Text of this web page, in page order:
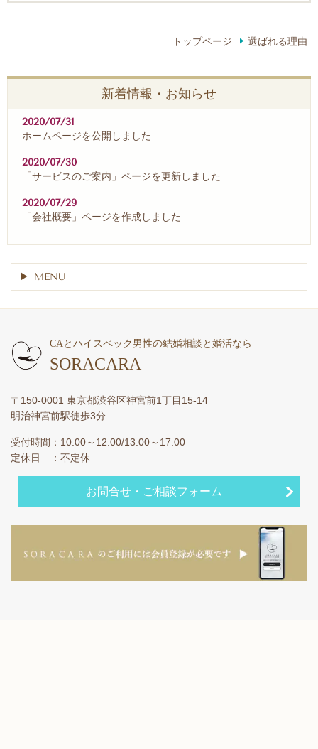
トップページ 選ばれる理由
新着情報・お知らせ
2020/07/31
ホームページを公開しました
2020/07/30
「サービスのご案内」ページを更新しました
2020/07/29
「会社概要」ページを作成しました
MENU
CAとハイスペック男性の結婚相談と婚活なら
SORACARA
〒150-0001 東京都渋谷区神宮前1丁目15-14
明治神宮前駅徒歩3分
受付時間：10:00～12:00/13:00～17:00
定休日 ：不定休
お問合せ・ご相談フォーム